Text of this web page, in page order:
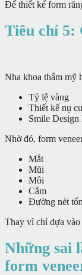
Để thiết kế form
Tiêu chí 5:
Nha khoa thẩm mỹ
Tỷ lệ vàng
Thiết kế nụ
Smile Design
Nhờ đó, form
Mắt
Mũi
Môi
Cằm
Đường nét
Thay vì chỉ dựa vào
Những sai
form